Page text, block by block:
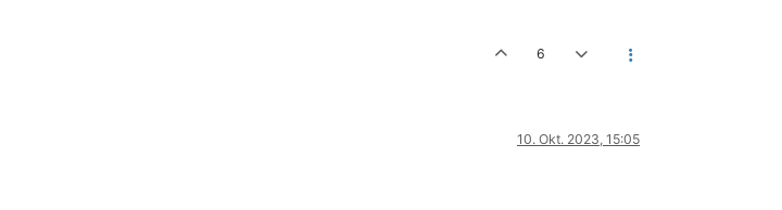
6
10. Okt. 2023, 15:05